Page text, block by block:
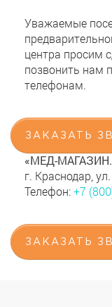
Уважаемые
центра просим
позвонить нам
телефонам.
ЗАКАЗАТЬ
«МЕД-
г. Краснодар,
Телефон:+7
ЗАКАЗАТЬ